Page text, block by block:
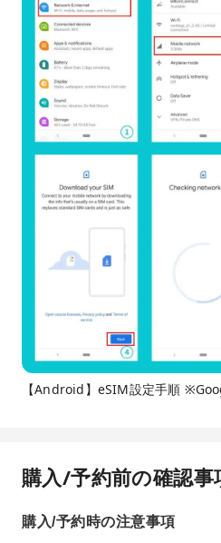
【Android】eSIM設定手順
購入/予約前の確認事
購入/予約時の注意事項